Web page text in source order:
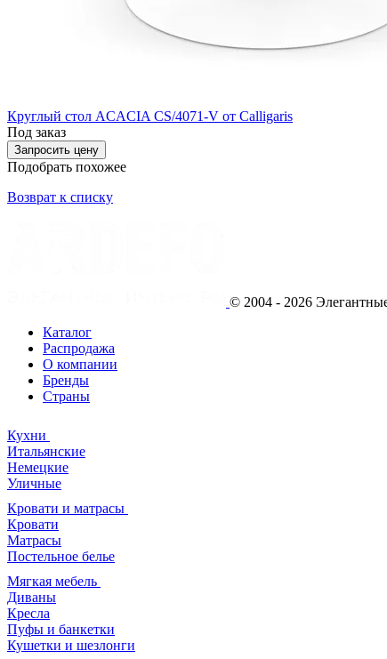
Круглый стол ACACIA CS/4071-V от Calligaris
Под заказ
Запросить цену
Подобрать похожее
Возврат к списку
© 2004 - 2026
Каталог
Распродажа
О компании
Бренды
Страны
Кухни
Итальянские
Немецкие
Уличные
Кровати и матрасы
Кровати
Матрасы
Постельное белье
Мягкая мебель
Диваны
Кресла
Пуфы и банкетки
Кушетки и шезлонги